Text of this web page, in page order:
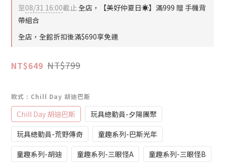
至08/31 16:00截止全店，【美好仲夏日☀️】滿999 贈 手機背
帶組合
全店，全館折扣後滿$690享免運
NT$649 NT$799
款式 : Chill Day 胡迪巴斯
Chill Day 胡迪巴斯
玩具總動員-夕陽團聚
玩具總動員-荒野傳奇
童趣系列-巴斯光年
童趣系列-胡迪
童趣系列-三眼怪A 童趣系列-三眼怪B